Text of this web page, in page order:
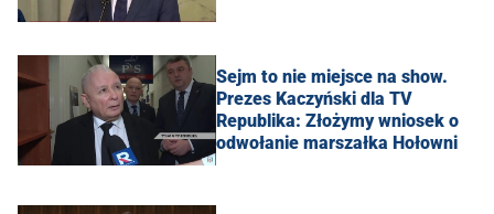
Sejm to nie miejsce na show.
Prezes Kaczyński dla TV
Republika: Złożymy wniosek o
odwołanie marszałka Hołowni